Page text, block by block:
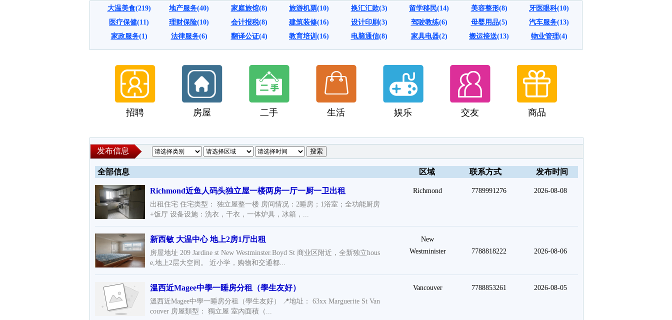
大温美食(219) 地产服务(40) 家庭旅馆(8) 旅游机票(10) 换汇汇款(3) 留学移民(14) 美容整形(8) 牙医眼科(10)
医疗保健(11) 理财保险(10) 会计报税(8) 建筑装修(16) 设计印刷(3) 驾驶教练(6) 母婴用品(5) 汽车服务(13)
家政服务(1) 法律服务(6) 翻译公证(4) 教育培训 (16) 电脑通信(8) 家具电器(2) 搬运接送(13) 物业管理(4)
招聘 房屋 二手 生活 娱乐 交友 商品
发布信息
全部信息 区域 联系方式 发布时间
Richmond近鱼人码头独立屋一楼两房一厅一厨一卫出租
出租住宅 住宅类型： 独立屋整一楼 房间情况：2睡房；1浴室；全功能厨房
+饭厅 设备设施：洗衣，干衣，一体炉具，冰箱，...
Richmond 7789991276 2026-08-08
新西敏 大温中心 地上2房1厅出租
房屋地址 209 Jardine st New Westminster.Boyd St 商业区附近，全新独立hous
e,地上2层大空间。 近小学，购物和交通都...
New
Westminister
7788818222 2026-08-06
溫西近Magee中學一睡房分租（學生友好）
溫西近Magee中學一睡房分租（學生友好） 📍地址： 63xx Marguerite St Van
couver 房屋類型： 獨立屋 室內面積（...
Vancouver 7788853261 2026-08-05